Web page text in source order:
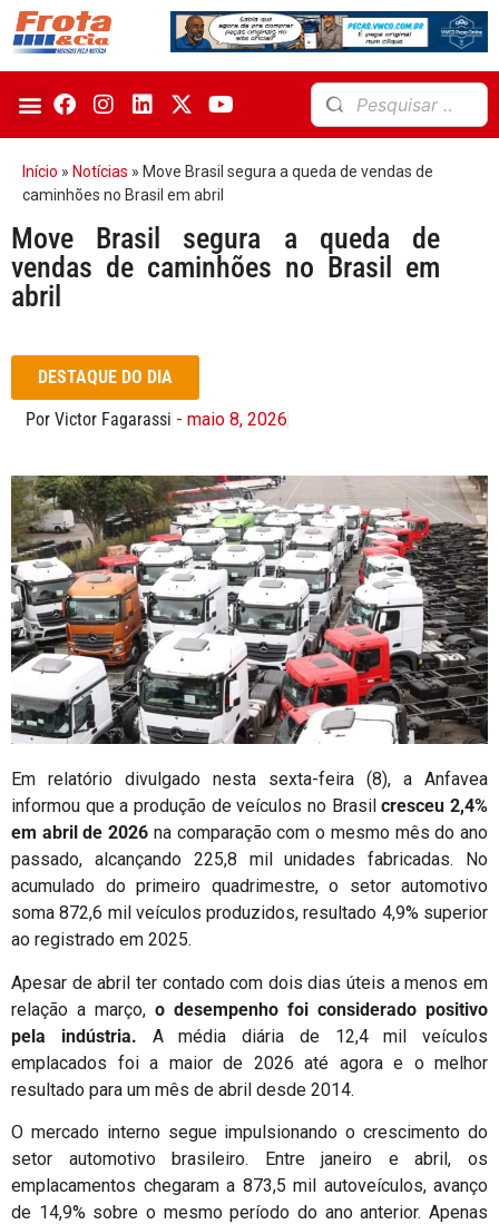
Início » Notícias » Move Brasil segura a queda de vendas de
caminhões no Brasil em abril
Move Brasil segura a queda de
vendas de caminhões no Brasil em
abril
DESTAQUE DO DIA
Por Victor Fagarassi - maio 8, 2026
Em relatório divulgado nesta sexta-feira (8), a Anfavea
informou que a produção de veículos no Brasilcresceu 2,4%
em abril de 2026 na comparação com o mesmo mês do ano
passado, alcançando 225,8 mil unidades fabricadas. No
acumulado do primeiro quadrimestre, o setor automotivo
soma 872,6 mil veículos produzidos, resultado 4,9% superior
ao registrado em 2025.
Apesar de abril ter contado com dois dias úteis a menos em
relação a março, o desempenho foi considerado positivo
pela indústria. A média diária de 12,4 mil veículos
emplacados foi a maior de 2026 até agora e o melhor
resultado para um mês de abril desde 2014.
O mercado interno segue impulsionando o crescimento do
setor automotivo brasileiro. Entre janeiro e abril, os
emplacamentos chegaram a 873,5 mil autoveículos, avanço
de 14,9% sobre o mesmo período do ano anterior. Apenas